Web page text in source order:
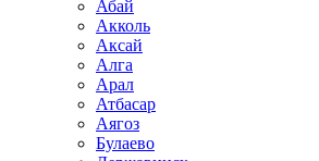
Абай
Акколь
Аксай
Алга
Арал
Атбасар
Аягоз
Булаево